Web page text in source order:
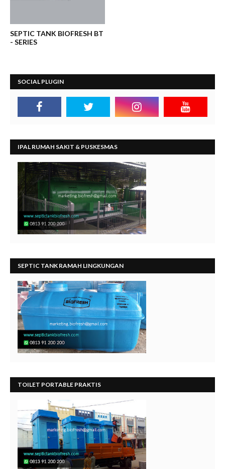
SEPTIC TANK BIOFRESH BT
- SERIES
SOCIAL PLUGIN
IPAL RUMAH SAKIT & PUSKESMAS
SEPTIC TANK RAMAH LINGKUNGAN
TOILET PORTABLE PRAKTIS